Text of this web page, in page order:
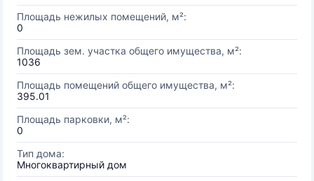
Площадь нежилых помещений, м²:
0
Площадь зем. участка общего имущества, м²:
1036
Площадь помещений общего имущества, м²:
395.01
Площадь парковки, м²:
0
Тип дома:
Многоквартирный дом